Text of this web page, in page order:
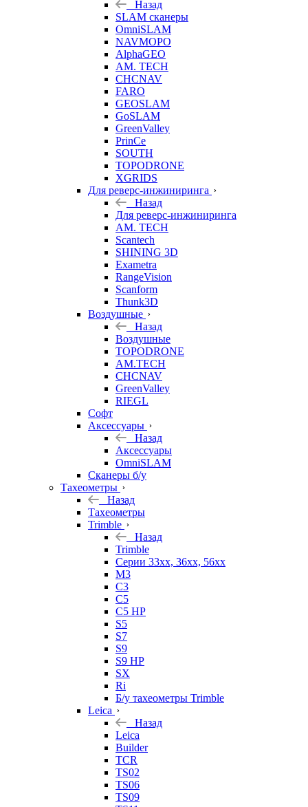
Назад
SLAM сканеры
OmniSLAM
NAVMOPO
AlphaGEO
AM. TECH
CHCNAV
FARO
GEOSLAM
GoSLAM
GreenValley
PrinCe
SOUTH
TOPODRONE
XGRIDS
Для реверс-инжиниринга
Назад
Для реверс-инжиниринга
AM. TECH
Scantech
SHINING 3D
Exametra
RangeVision
Scanform
Thunk3D
Воздушные
Назад
Воздушные
TOPODRONE
AM.TECH
CHCNAV
GreenValley
RIEGL
Софт
Аксессуары
Назад
Аксессуары
OmniSLAM
Сканеры б/у
Тахеометры
Назад
Тахеометры
Trimble
Назад
Trimble
Серии 33xx, 36xx, 56xx
M3
C3
C5
C5 HP
S5
S7
S9
S9 HP
SX
Ri
Б/у тахеометры Trimble
Leica
Назад
Leica
Builder
TCR
TS02
TS06
TS09